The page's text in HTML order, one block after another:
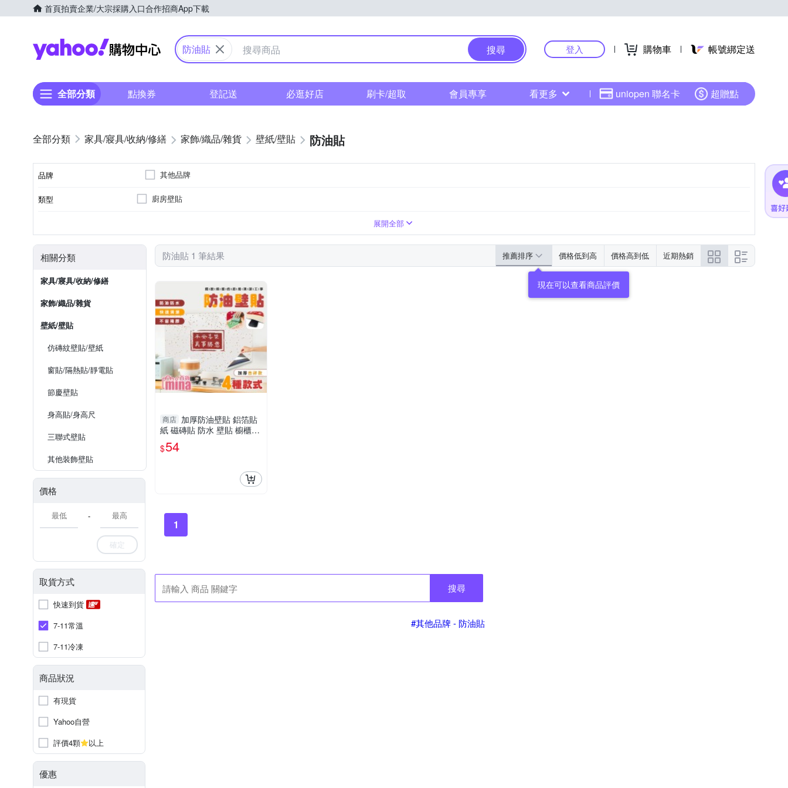
首頁拍賣企業/大宗採購入口合作招商App下載
Yahoo購物中心
防油貼 搜尋 登入 購物車 帳號綁定送
全部分類 點換券 登記送 必逛好店 刷卡/超取 會員專享 看更多 uniopen 聯名卡 超贈點
家具/寢具/收納/修繕 家飾/織品/雜貨 壁紙/壁貼 防油貼
品牌 其他品牌
類型 廚房壁貼
展開全部
相關分類
家具/寢具/收納/修繕
家飾/織品/雜貨
壁紙/壁貼
仿磚紋壁貼/壁紙
窗貼/隔熱貼/靜電貼
節慶壁貼
身高貼/身高尺
三聯式壁貼
其他裝飾壁貼
價格
-
確定
取貨方式
快速到貨
7-11常溫
7-11冷凍
商品狀況
有現貨
Yahoo自營
評價4顆
以上
優惠
防油貼 1 筆結果 推薦排序 價格低到高 價格高到低 近期熱銷
現在可以查看商品評價
商店 加厚防油壁貼 鋁箔貼
紙 磁磚貼 防水 壁貼 櫥櫃貼
紙 廚房壁貼 (mina百貨)【F
0631】
$54
1
搜尋
#其他品牌 - 防油貼